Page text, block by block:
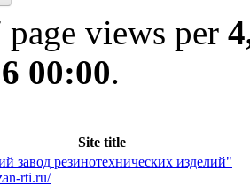
page views per
00:00.
Site title
завод резинотехнических изделий"
rti.ru/